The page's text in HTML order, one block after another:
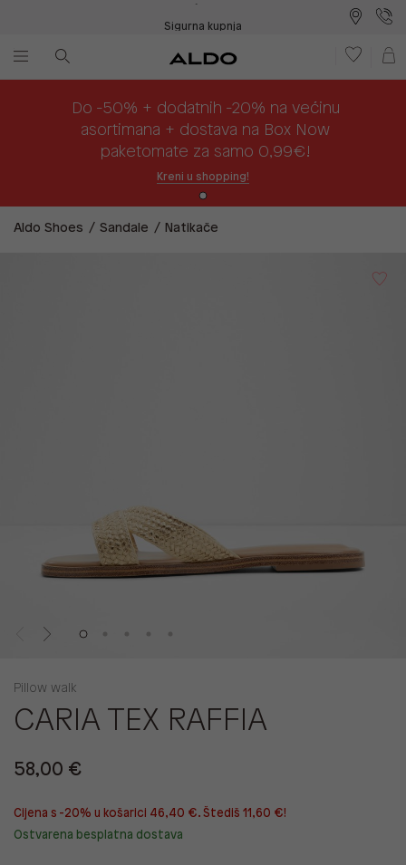
Do -50% + dodatnih -20% na većinu
asortimana + dostava na Box Now
paketomate za samo 0,99€!
Kreni u shopping!
Aldo Shoes Sandale Natikače
Pillow walk
CARIA TEX RAFFIA
58,00 €
Cijena s -20% u košarici 46,40 €. Štediš 11,60 €!
Ostvarena besplatna dostava